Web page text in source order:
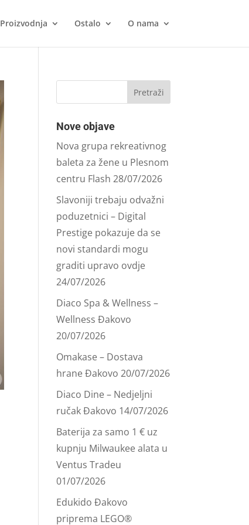
Proizvodnja Ostalo O nama
Nove objave
Nova grupa rekreativnog
baleta za žene u Plesnom
centru Flash 28/07/2026
Slavoniji trebaju odvažni
poduzetnici – Digital
Prestige pokazuje da se
novi standardi mogu
graditi upravo ovdje
24/07/2026
Diaco Spa & Wellness –
Wellness Đakovo
20/07/2026
Omakase – Dostava
hrane Đakovo 20/07/2026
Diaco Dine – Nedjeljni
ručak Đakovo 14/07/2026
Baterija za samo 1 € uz
kupnju Milwaukee alata u
Ventus Tradeu
01/07/2026
Edukido Đakovo
priprema LEGO®